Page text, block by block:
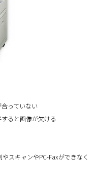
っていない
ると画像が欠ける
スキャンやPC-Faxができなく